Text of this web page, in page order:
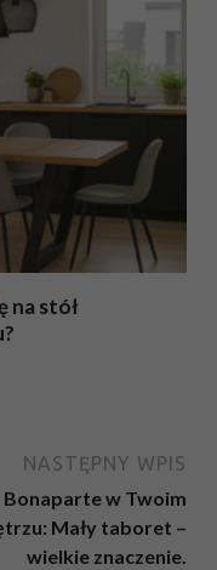
na stół
NASTĘPNY WPIS
Bonaparte w Twoim
Mały taboret –
wielkie znaczenie.